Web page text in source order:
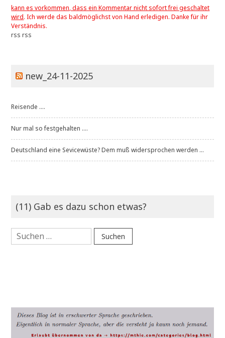
kann es vorkommen, dass ein Kommentar nicht sofort frei geschaltet
wird. Ich werde das baldmöglichst von Hand erledigen. Danke für ihr
Verständnis.
rss rss
new_24-11-2025
Reisende ....
Nur mal so festgehalten ....
Deutschland eine Sevicewüste? Dem muß widersprochen werden ...
(11) Gab es dazu schon etwas?
Suchen
nach: